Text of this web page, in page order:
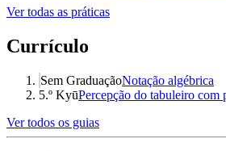
Ver todas as práticas
Currículo
Sem GraduaçãoNotação algébrica
5.º KyūPercepção do tabuleiro com
Ver todos os guias